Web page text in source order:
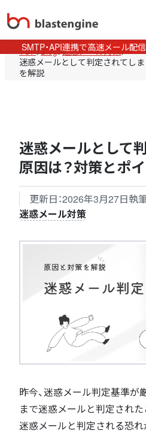
SMTP・API連携で高速メール配
TOP>Blog>迷惑メール対策>
迷惑メールとして判定されてし
を解説
迷惑メールとして
原因は？対策とポ
更新日：2026年3月27日執
迷惑メール対策
昨今、迷惑メール判定基準が
まで迷惑メールと判定された
迷惑メールと判定される恐れ